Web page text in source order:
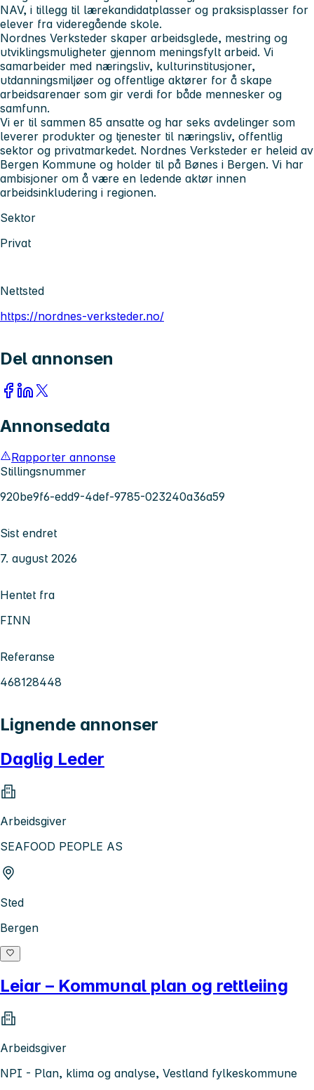
NAV, i tillegg til lærekandidatplasser og praksisplasser for
elever fra videregående skole.
Nordnes Verksteder skaper arbeidsglede, mestring og
utviklingsmuligheter gjennom meningsfylt arbeid. Vi
samarbeider med næringsliv, kulturinstitusjoner,
utdanningsmiljøer og offentlige aktører for å skape
arbeidsarenaer som gir verdi for både mennesker og
samfunn.
Vi er til sammen 85 ansatte og har seks avdelinger som
leverer produkter og tjenester til næringsliv, offentlig
sektor og privatmarkedet. Nordnes Verksteder er heleid av
Bergen Kommune og holder til på Bønes i Bergen. Vi har
ambisjoner om å være en ledende aktør innen
arbeidsinkludering i regionen.
Sektor
Privat
Nettsted
https://nordnes-verksteder.no/
Del annonsen
Annonsedata
Rapporter annonse
Stillingsnummer
920be9f6-edd9-4def-9785-023240a36a59
Sist endret
7. august 2026
Hentet fra
FINN
Referanse
468128448
Lignende annonser
Daglig Leder
Arbeidsgiver
SEAFOOD PEOPLE AS
Sted
Bergen
Leiar – Kommunal plan og rettleiing
Arbeidsgiver
NPI - Plan, klima og analyse, Vestland fylkeskommune